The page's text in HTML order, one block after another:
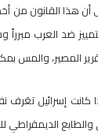
هذا القانون من
ضد العرب
المصير، والمس
كانت إسرائيل
والطابع